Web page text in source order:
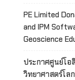
PE Limited
and IPM
Geoscience
ประกาศศูนย์โอ
วิทยาศาสตร์โล